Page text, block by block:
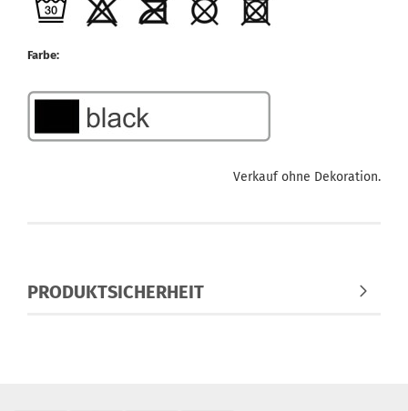
Farbe:
Verkauf ohne Dekoration.
PRODUKTSICHERHEIT